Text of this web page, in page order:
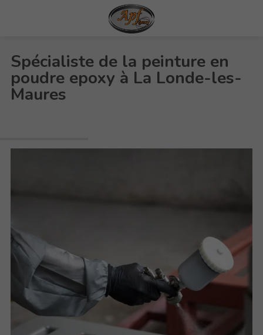
Spécialiste de la peinture en
poudre epoxy à La Londe-les-
Maures